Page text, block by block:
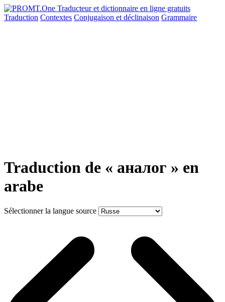
Traduction Contextes Conjugaison et déclinaison Grammaire
Traduction de « аналог » en
arabe
Sélectionner la langue source